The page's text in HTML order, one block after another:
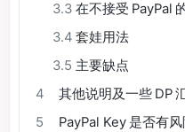
3.3 在不接受 PayPal
3.4 套娃用法
3.5 主要缺点
4
其他说明及一些 DP
5
PayPal Key 是否有